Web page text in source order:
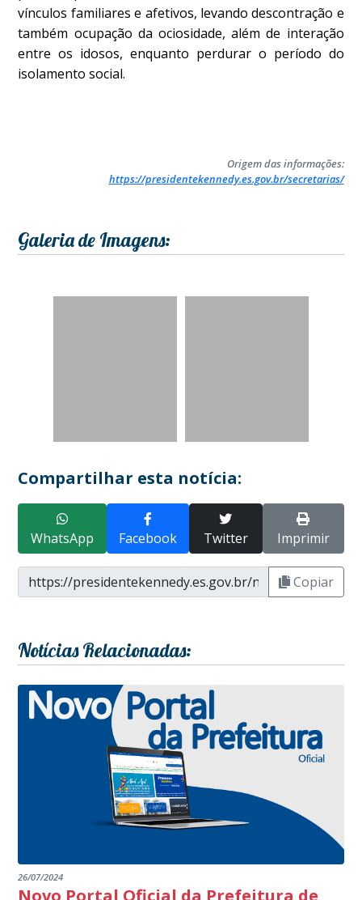
vínculos familiares e afetivos, levando descontração e
também ocupação da ociosidade, além de interação
entre os idosos, enquanto perdurar o período do
isolamento social.
Origem das informações:
https://presidentekennedy.es.gov.br/secretarias/
Galeria de Imagens:
Compartilhar esta notícia:
WhatsApp Facebook Twitter Imprimir
Copiar
Notícias Relacionadas:
26/07/2024
Novo Portal Oficial da Prefeitura de